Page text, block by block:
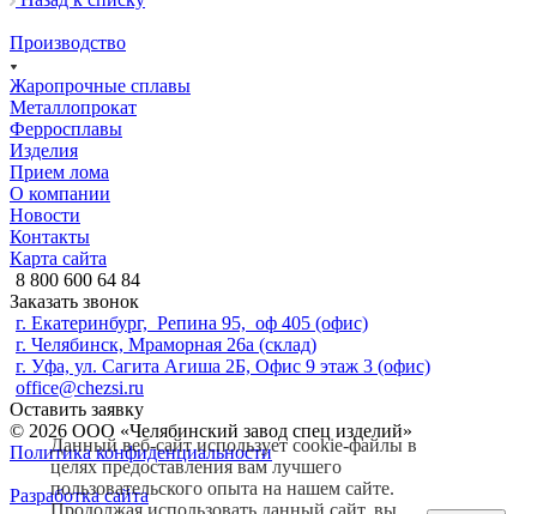
Производство
Жаропрочные сплавы
Металлопрокат
Ферросплавы
Изделия
Прием лома
О компании
Новости
Контакты
Карта сайта
8 800 600 64 84
Заказать звонок
г. Екатеринбург, Репина 95, оф 405 (офис)
г. Челябинск, Мраморная 26а (склад)
г. Уфа, ул. Сагита Агиша 2Б, Офис 9 этаж 3 (офис)
office@chezsi.ru
Оставить заявку
© 2026 ООО «Челябинский завод спец изделий»
Политика конфиденциальности
Разработка сайта
Данный веб-сайт использует cookie-файлы в
целях предоставления вам лучшего
пользовательского опыта на нашем сайте.
Продолжая использовать данный сайт, вы